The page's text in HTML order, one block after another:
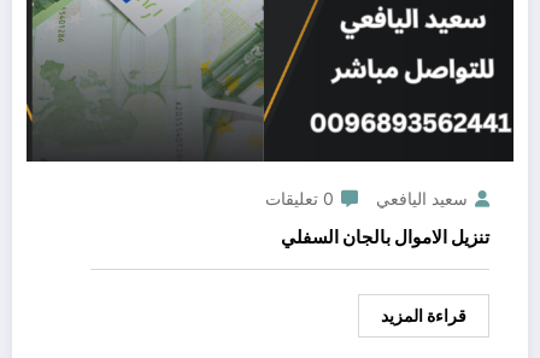
سعيد اليافعي 0 تعليقات
تنزيل الاموال بالجان السفلي
قراءة المزيد